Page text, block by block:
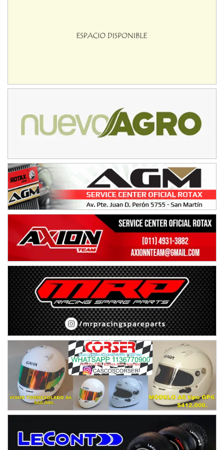
Ciudad de Avellaneda (Asfalto)
Rufino (Santa Fe)
Juan Navarro (Asfalto)
El Timbó (Tucumán)